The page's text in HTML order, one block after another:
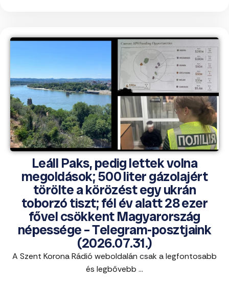
Leáll Paks, pedig lettek volna
megoldások; 500 liter gázolajért
törölte a körözést egy ukrán
toborzó tiszt; fél év alatt 28 ezer
fővel csökkent Magyarország
népessége – Telegram-posztjaink
(2026.07.31.)
A Szent Korona Rádió weboldalán csak a legfontosabb
és legbővebb ...